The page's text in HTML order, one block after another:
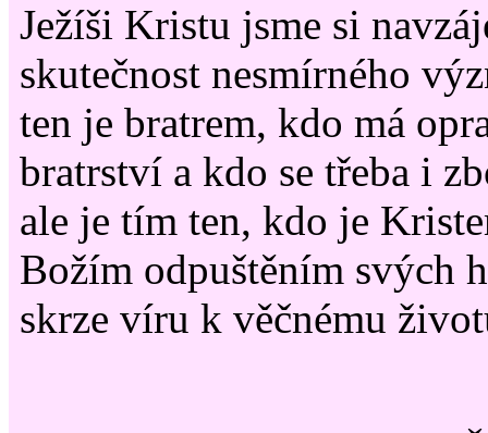
Ježíši Kristu jsme si
skutečnost nesmírného
ten je bratrem, kdo má
bratrství a kdo se třeba i
ale je tím ten, kdo je
Božím odpuštěním svých
skrze víru k věčnému